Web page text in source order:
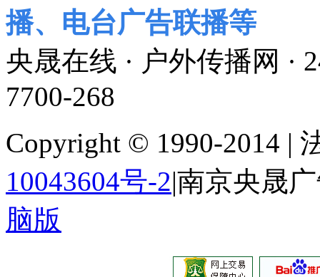
播、电台广告联播等
央晟在线 · 户外传播网 ·
7700-268
Copyright © 1990-2014 |
10043604号-2|南京央晟
脑版